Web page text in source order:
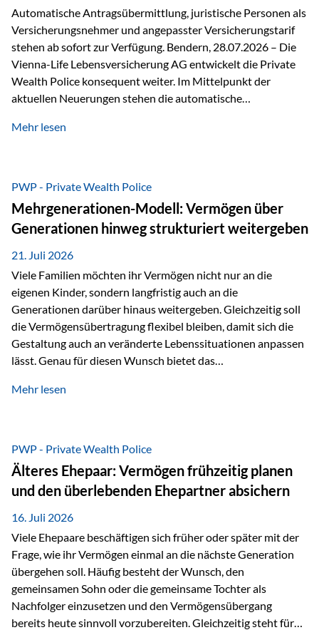
Automatische Antragsübermittlung, juristische Personen als
Versicherungsnehmer und angepasster Versicherungstarif
stehen ab sofort zur Verfügung. Bendern, 28.07.2026 – Die
Vienna-Life Lebensversicherung AG entwickelt die Private
Wealth Police konsequent weiter. Im Mittelpunkt der
aktuellen Neuerungen stehen die automatische
als Versicherungsnehmer einzusetzen, sowie eine
Abwicklung für Vertriebspartner deutlich effizienter
gestaltet. Anträge werden direkt elektronisch übermittelt,
Medienbrüche reduziert und die weitere Bearbeitung
beschleunigt. Ab sofort können auch juristische Personen,
wie Kapitalgesellschaften oder Stiftungen, als
Versicherungsnehmer eingesetzt werden. Damit erweitert
die Vienna-Life die Einsatzmöglichkeiten der Private Wealth
Police insbesondere für…
Mehr lesen
PWP - Private Wealth Police
Mehrgenerationen-Modell: Vermögen über
Generationen hinweg strukturiert weitergeben
21. Juli 2026
Viele Familien möchten ihr Vermögen nicht nur an die
eigenen Kinder, sondern langfristig auch an die
Generationen darüber hinaus weitergeben. Gleichzeitig soll
die Vermögensübertragung flexibel bleiben, damit sich die
Gestaltung auch an veränderte Lebenssituationen anpassen
lässt. Genau für diesen Wunsch bietet das
Vienna-Life eine interessante Lösung. Es ermöglicht,
Ausgangssituation Stellen Sie sich folgende Familie vor: Die
Großeltern haben über viele Jahre Vermögen aufgebaut. Ihr
Wunsch ist es, dieses Vermögen nicht nur den eigenen
Kindern, sondern langfristig auch den Enkeln zukommen zu…
Mehr lesen
PWP - Private Wealth Police
Älteres Ehepaar: Vermögen frühzeitig planen
und den überlebenden Ehepartner absichern
16. Juli 2026
Viele Ehepaare beschäftigen sich früher oder später mit der
Frage, wie ihr Vermögen einmal an die nächste Generation
übergehen soll. Häufig besteht der Wunsch, den
gemeinsamen Sohn oder die gemeinsame Tochter als
Nachfolger einzusetzen und den Vermögensübergang
bereits heute sinnvoll vorzubereiten. Gleichzeitig steht für